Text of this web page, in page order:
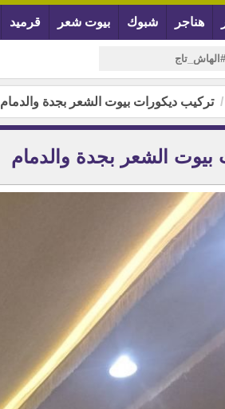
هناجر شبوك بيوت شعر قرميد
تركيب ديكورات بيوت الشعر بجدة والدمام
بيوت الشعر بجدة والدمام